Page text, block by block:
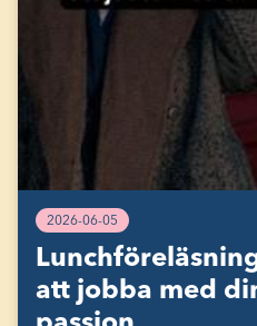
2026-06-05
att jobba med